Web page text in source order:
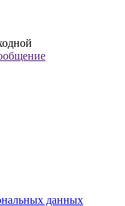
данных